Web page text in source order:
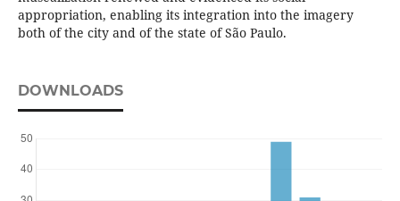
appropriation, enabling its integration into the imagery
both of the city and of the state of São Paulo.
DOWNLOADS